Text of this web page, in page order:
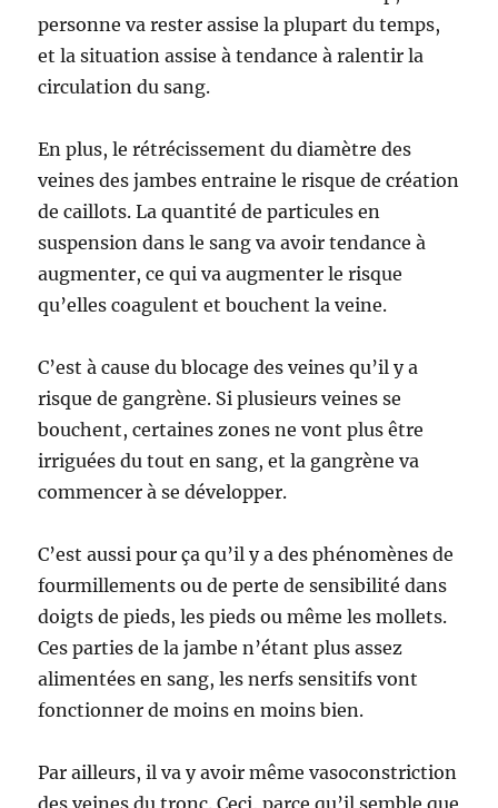
personne va rester assise la plupart du temps,
et la situation assise à tendance à ralentir la
circulation du sang.
En plus, le rétrécissement du diamètre des
veines des jambes entraine le risque de création
de caillots. La quantité de particules en
suspension dans le sang va avoir tendance à
augmenter, ce qui va augmenter le risque
qu’elles coagulent et bouchent la veine.
C’est à cause du blocage des veines qu’il y a
risque de gangrène. Si plusieurs veines se
bouchent, certaines zones ne vont plus être
irriguées du tout en sang, et la gangrène va
commencer à se développer.
C’est aussi pour ça qu’il y a des phénomènes de
fourmillements ou de perte de sensibilité dans
doigts de pieds, les pieds ou même les mollets.
Ces parties de la jambe n’étant plus assez
alimentées en sang, les nerfs sensitifs vont
fonctionner de moins en moins bien.
Par ailleurs, il va y avoir même vasoconstriction